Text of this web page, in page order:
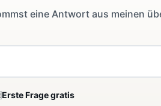
eine Antwort aus meinen
Erste Frage gratis